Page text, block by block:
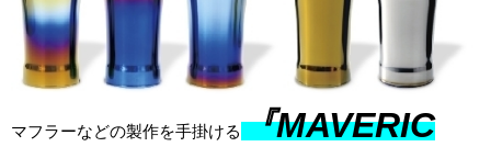
マフラーなどの製作を手掛ける『MAVERIC